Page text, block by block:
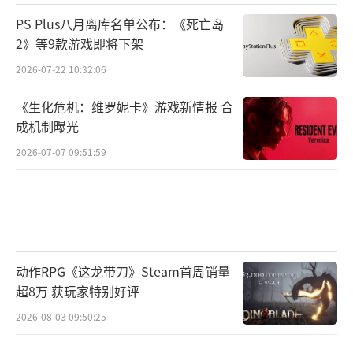
PS Plus八月离库名单公布：《死亡岛
2》等9款游戏即将下架
2026-07-22 10:32:06
《生化危机：维罗妮卡》游戏新情报 合
成机制曝光
2026-07-07 09:51:59
动作RPG《这龙带刀》Steam首周销量
超8万 获玩家特别好评
2026-08-03 09:50:25